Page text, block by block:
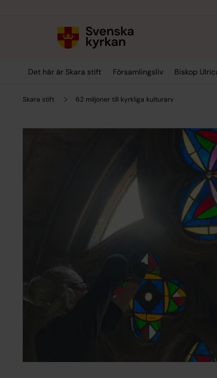
Det här är Skara stift Församlingsliv Biskop
Skara stift 62 miljoner till kyrkliga kulturarv